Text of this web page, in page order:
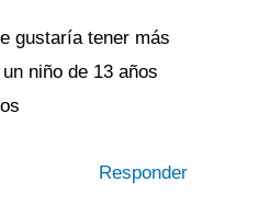
gustaría tener más
niño de 13 años
Responder